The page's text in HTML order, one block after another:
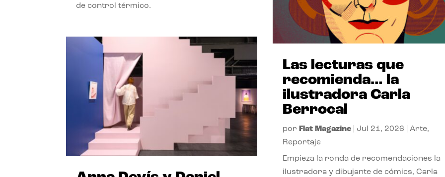
de control térmico.
Las lecturas que
recomienda… la
ilustradora Carla
Berrocal
por Flat Magazine| Jul 21, 2026 Arte,
Reportaje
Empieza la ronda de recomendaciones la
ilustradora y dibujante de cómics, Carla